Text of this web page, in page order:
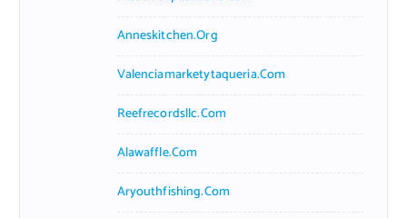
Anneskitchen.org
Valenciamarketytaqueria.com
Reefrecordsllc.com
Alawaffle.com
Aryouthfishing.com